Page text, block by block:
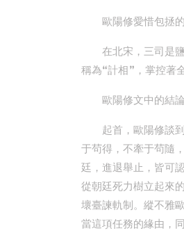
歐陽修愛惜包拯
在北宋，三司是
稱為“計相”，掌控著
歐陽修文中的結
起首，歐陽修談
于茍得，不牽于茍隨
廷，進退舉止，皆可
從朝廷死力樹立起來
壞臺諫軌制。縱不雅
當這項任務的緣由，